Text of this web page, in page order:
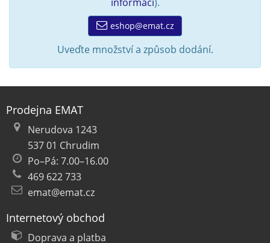
eshop@emat.cz
Uveďte množství a způsob dodání.
Prodejna EMAT
Nerudova 1243
537 01 Chrudim
Po–Pá: 7.00–16.00
469 622 733
emat@emat.cz
Internetový obchod
Doprava a platba